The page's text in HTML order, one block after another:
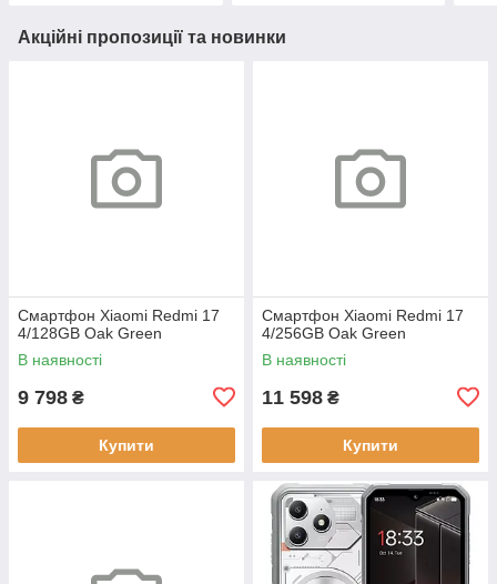
Акційні пропозиції та новинки
Смартфон Xiaomi Redmi 17
4/128GB Oak Green
В наявності
9 798 ₴
Купити
Смартфон Xiaomi Redmi 17
4/256GB Oak Green
В наявності
11 598 ₴
Купити